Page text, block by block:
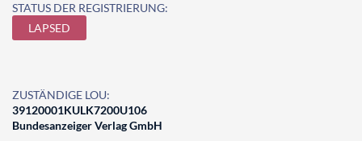
STATUS DER REGISTRIERUNG:
LAPSED
ZUSTÄNDIGE LOU:
39120001KULK7200U106
Bundesanzeiger Verlag GmbH